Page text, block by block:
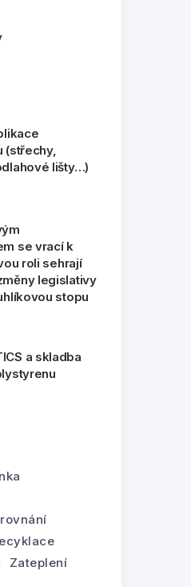
(střechy,
lišty…)
se vrací k
roli sehrají
legislativy
stopu
a skladba
Zateplení